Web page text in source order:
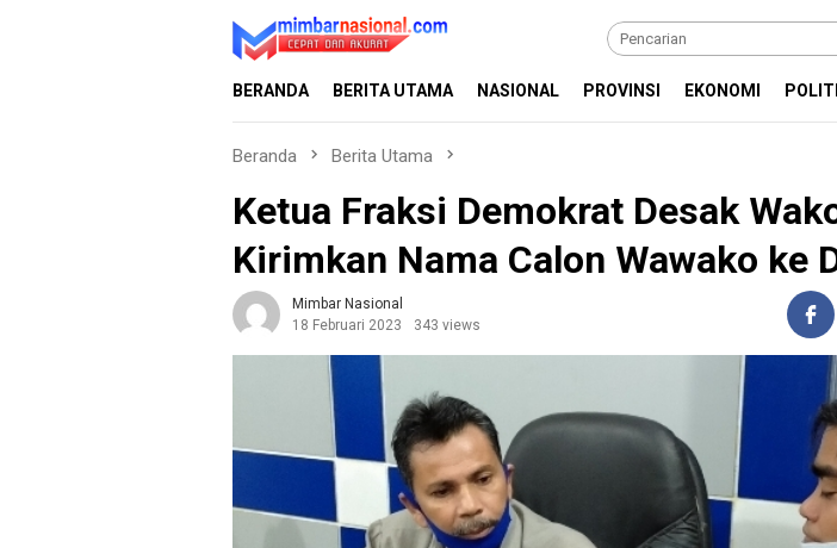
BERANDA BERITA UTAMA NASIONAL PROVINSI EKONOMI
Beranda Berita Utama
Ketua Fraksi Demokrat Desak
Kirimkan Nama Calon Wawako ke
Mimbar Nasional
18 Februari 2023
343 views